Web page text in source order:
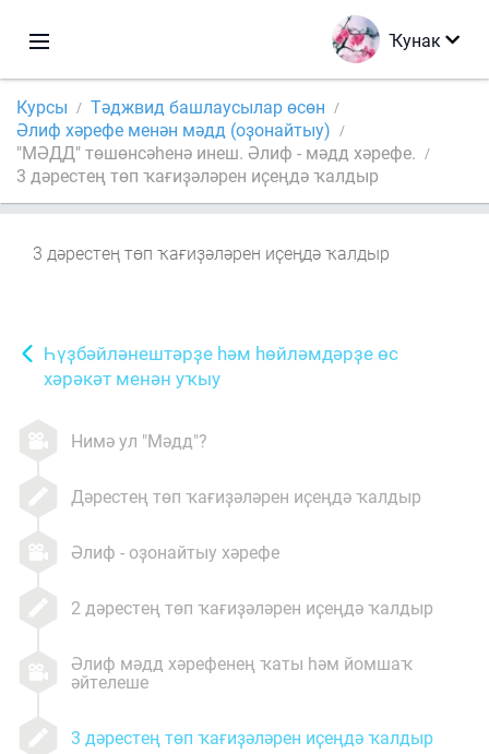
Ҡунак
Курсы
Тәджвид башлаусылар өсөн
Әлиф хәрефе менән мәдд (оҙонайтыу)
"МӘДД" төшөнсәһенә инеш. Әлиф - мәдд хәрефе.
3 дәрестең төп ҡағиҙәләрен иҫеңдә ҡалдыр
Һүҙбәйләнештәрҙе һәм һөйләмдәрҙе өс
хәрәкәт менән уҡыу
Нимә ул "Мәдд"?
Дәрестең төп ҡағиҙәләрен иҫеңдә ҡалдыр
Әлиф - оҙонайтыу хәрефе
2 дәрестең төп ҡағиҙәләрен иҫеңдә ҡалдыр
Әлиф мәдд хәрефенең ҡаты һәм йомшаҡ
әйтелеше
3 дәрестең төп ҡағиҙәләрен иҫеңдә ҡалдыр
3 дәрестең төп ҡағиҙәләрен иҫеңдә ҡалдыр